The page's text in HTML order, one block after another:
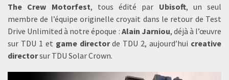
The Crew Motorfest, tous édité par Ubisoft, un seul
membre de l’équipe originelle croyait dans le retour de Test
Drive Unlimited à notre époque : Alain Jarniou, déjà à l’œuvre
sur TDU 1 et game directorde TDU 2, aujourd’hui creative
directorsur TDU Solar Crown.